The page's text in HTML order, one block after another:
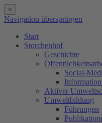
×
Navigation überspringen
Start
Storchenhof
Geschichte
Social-
Aktiver
Umweltbildung
Führungen